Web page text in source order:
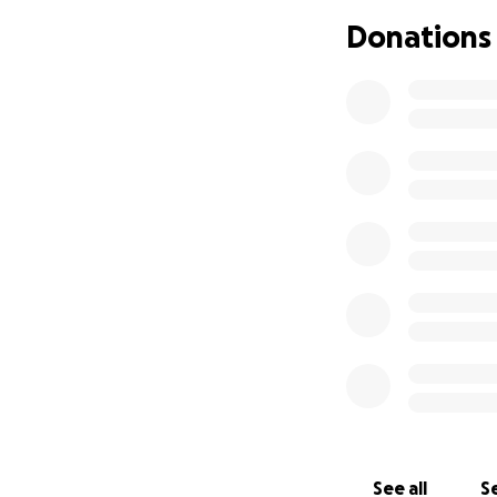
been a source of
than words can
Donations
See all